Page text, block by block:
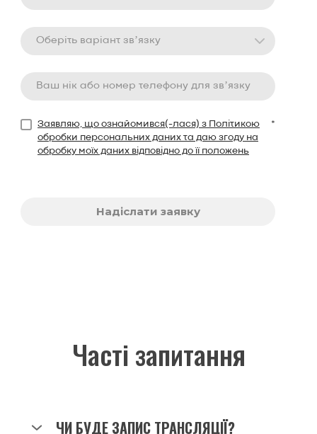
Заявляю, що ознайомився(-лася) з Політикою
обробки персональних даних та даю згоду на
обробку моїх даних відповідно до її положень
*
Надіслати заявку
Часті запитання
ЧИ БУДЕ ЗАПИС ТРАНСЛЯЦІЇ?